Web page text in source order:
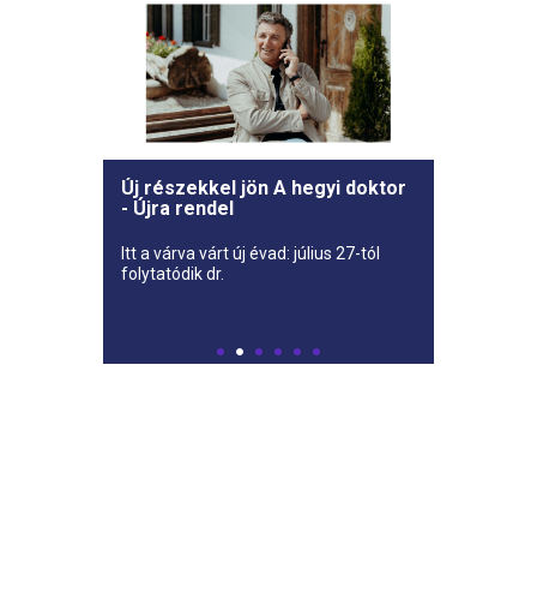
Új részekkel jön A hegyi doktor
- Újra rendel
Itt a várva várt új évad: július 27-tól
folytatódik dr.